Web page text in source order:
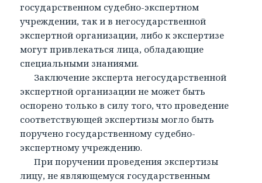
государственном судебно-экспертном
учреждении, так и в негосударственной
экспертной организации, либо к экспертизе
могут привлекаться лица, обладающие
специальными знаниями.
Заключение эксперта негосударственной
экспертной организации не может быть
оспорено только в силу того, что проведение
соответствующей экспертизы могло быть
поручено государственному судебно-
экспертному учреждению.
При поручении проведения экспертизы
лицу, не являющемуся государственным